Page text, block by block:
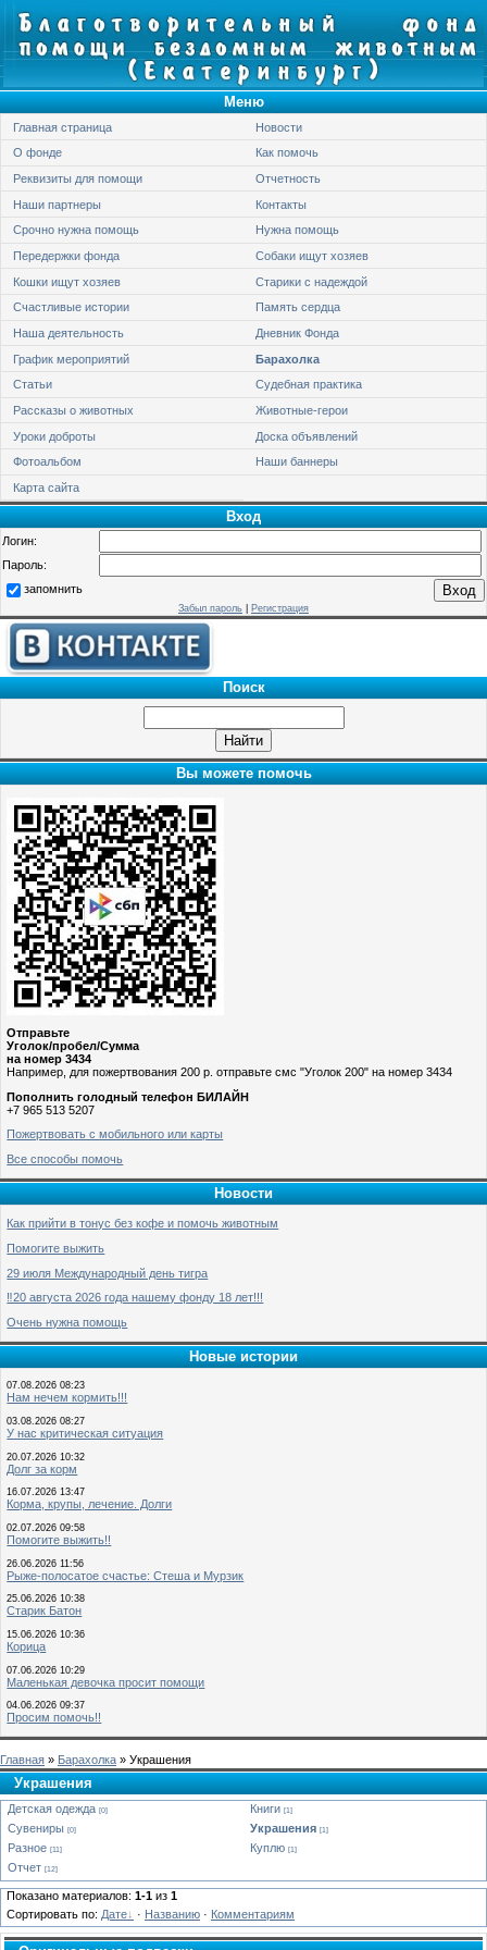
Меню
Главная страница
Новости
О фонде
Как помочь
Реквизиты для помощи
Отчетность
Наши партнеры
Контакты
Срочно нужна помощь
Нужна помощь
Передержки фонда
Собаки ищут хозяев
Кошки ищут хозяев
Старики с надеждой
Счастливые истории
Память сердца
Наша деятельность
Дневник Фонда
График мероприятий
Барахолка
Статьи
Судебная практика
Рассказы о животных
Животные-герои
Уроки доброты
Доска объявлений
Фотоальбом
Наши баннеры
Карта сайта
Вход
Логин:
Пароль:
запомнить
Забыл пароль Регистрация
Поиск
Вы можете помочь
Отправьте
Уголок/пробел/Сумма
на номер 3434
Например, для пожертвования 200 р. отправьте смс "Уголок 200" на номер 3434
Пополнить голодный телефон БИЛАЙН
+7 965 513 5207
Пожертвовать с мобильного или карты
Все способы помочь
Новости
Как прийти в тонус без кофе и помочь животным
Помогите выжить
29 июля Международный день тигра
‼️20 августа 2026 года нашему фонду 18 лет!!!
Очень нужна помощь
Новые истории
07.08.2026 08:23
Нам нечем кормить!!!
03.08.2026 08:27
У нас критическая ситуация
20.07.2026 10:32
Долг за корм
16.07.2026 13:47
Корма, крупы, лечение. Долги
02.07.2026 09:58
Помогите выжить!!
26.06.2026 11:56
Рыже-полосатое счастье: Стеша и Мурзик
25.06.2026 10:38
Старик Батон
15.06.2026 10:36
Корица
07.06.2026 10:29
Маленькая девочка просит помощи
04.06.2026 09:37
Просим помочь!!
Главная » Барахолка » Украшения
Украшения
Детская одежда [0] Книги [1]
Сувениры [0] Украшения [1]
Разное [11] Куплю [1]
Отчет [12]
Показано материалов: 1-1 из 1
Сортировать по: Дате · Названию · Комментариям